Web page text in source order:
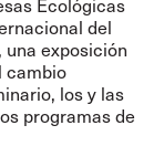
del
una exposición
cambio
los y las
programas de